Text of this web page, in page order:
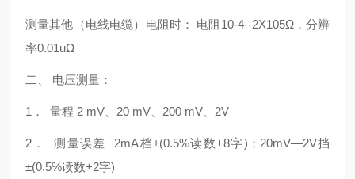
测量其他（电线电缆）电阻时： 电阻10-4--2X105Ω，分辨
率0.01uΩ
二、 电压测量：
1． 量程 2 mV、20 mV、200 mV、2V
2． 测量误差 2mA档±(0.5%读数+8字)；20mV—2V挡
±(0.5%读数+2字)